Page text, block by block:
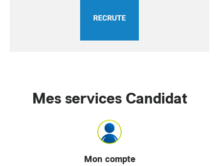
Mes services Candidat
Mon compte